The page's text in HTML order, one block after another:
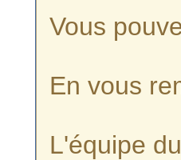
Vous
En vous
L'équipe